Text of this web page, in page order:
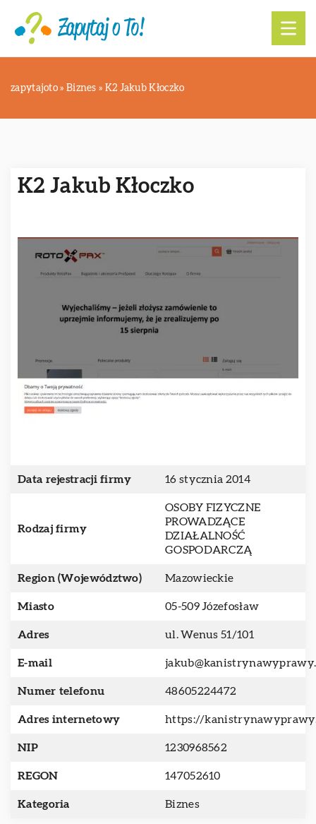
zapytajoto » Biznes » K2 Jakub Kłoczko
K2 Jakub Kłoczko
Data rejestracji firmy 16 stycznia 2014
Rodzaj firmy
OSOBY FIZYCZNE
PROWADZĄCE
DZIAŁALNOŚĆ
GOSPODARCZĄ
Region (Województwo) Mazowieckie
Miasto 05-509 Józefosław
Adres ul. Wenus 51/101
E-mail
Numer telefonu 48605224472
Adres internetowy https://
NIP 1230968562
REGON 147052610
Kategoria Biznes